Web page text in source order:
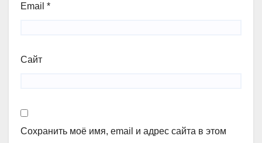
Email *
Сайт
Сохранить моё имя, email и адрес сайта в этом